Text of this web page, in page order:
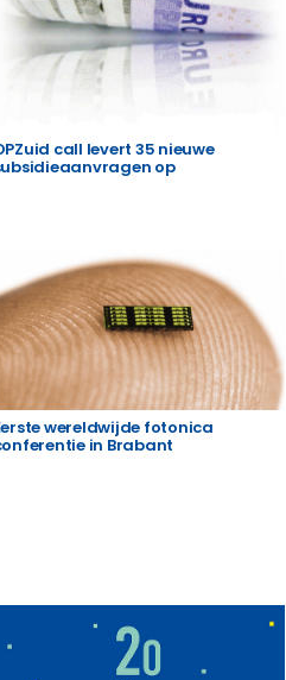
call levert 35 nieuwe
op
wereldwijde fotonica
in Brabant